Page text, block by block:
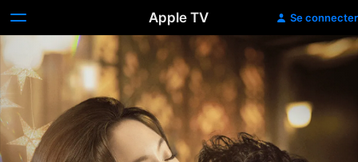
Apple TV Se connecter